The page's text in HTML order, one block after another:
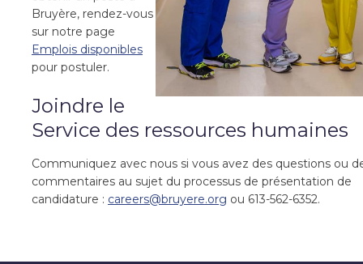
Bruyère, rendez-vous
sur notre page
Emplois disponibles
pour postuler.
Joindre le
Service des ressources humaines
Communiquez avec nous si vous avez des questions ou
commentaires au sujet du processus de présentation de
candidature : careers@bruyere.org ou 613-562-6352.